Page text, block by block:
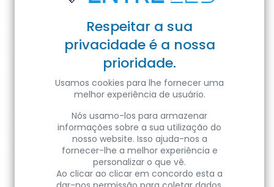
Respeitar a sua
privacidade é a nossa
prioridade.
Usamos cookies para lhe fornecer uma
melhor experiência de usuário.
Nós usamo-los para armazenar
informações sobre a sua utilização do
nosso website. Isso ajuda-nos a
fornecer-lhe a melhor experiência e
personalizar o que vê.
Ao clicar ao clicar em concordo esta a